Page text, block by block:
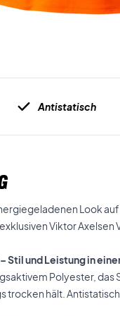
Antistatisch
Look
Viktor
Stil und Leistung in
Polyester, das
trocken hält.